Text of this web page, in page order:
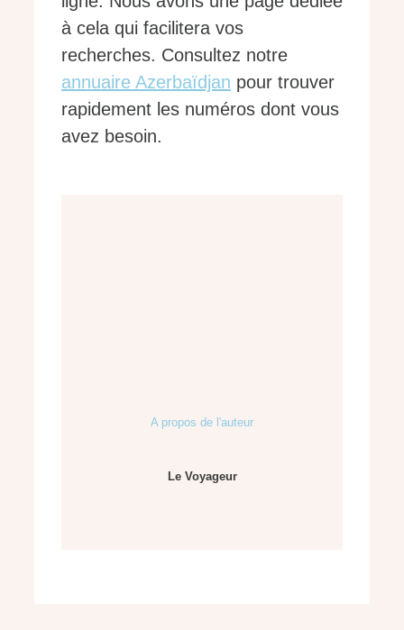
à cela qui facilitera vos
recherches. Consultez notre
annuaire Azerbaïdjan pour trouver
rapidement les numéros dont vous
avez besoin.
A propos de l'auteur
Le Voyageur